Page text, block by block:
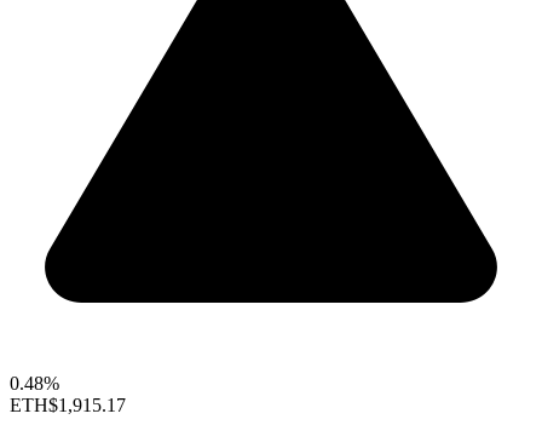
0.48%
ETH$1,915.17